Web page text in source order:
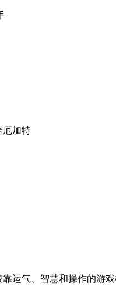
厄加特
运气、智慧和操作的游